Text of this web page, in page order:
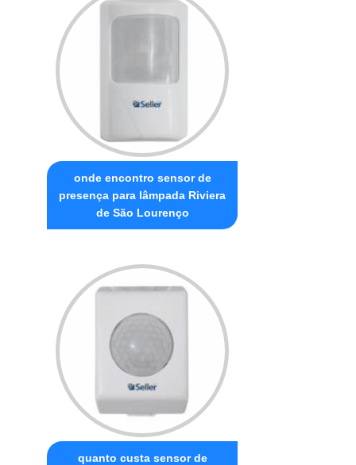
onde encontro sensor de
presença para lâmpada Riviera
de São Lourenço
quanto custa sensor de